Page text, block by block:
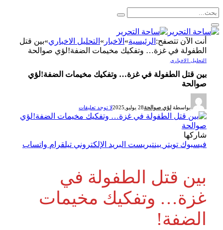
أنت الآن تتصفح:الرئيسية»الاخبار» التحليل الاخباري»بين قتل
الطفولة في غزة… وتفكيك مخيمات الضفة!لؤي صوالحة
التحليل الاخباري
بين قتل الطفولة في غزة… وتفكيك مخيمات الضفة!لؤي
صوالحة
بواسطة لؤي صوالحة28 يوليو,2025 لا توجد تعليقات
شاركها
فيسبوك تويتر بينتيريست البريد الإلكتروني تيلقرام واتساب
بين قتل الطفولة في
غزة… وتفكيك مخيمات
الضفة!